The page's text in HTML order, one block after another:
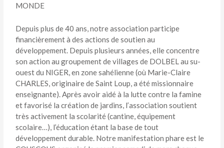
MONDE
Depuis plus de 40 ans, notre association participe
financièrement à des actions de soutien au
développement. Depuis plusieurs années, elle concentre
son action au groupement de villages de DOLBEL au su-
ouest du NIGER, en zone sahélienne (où Marie-Claire
CHARLES, originaire de Saint Loup, a été missionnaire
enseignante). Après avoir aidé à la lutte contre la famine
et favorisé la création de jardins, l’association soutient
très activement la scolarité (cantine, équipement
scolaire…), l’éducation étant la base de tout
développement durable. Notre manifestation phare est le